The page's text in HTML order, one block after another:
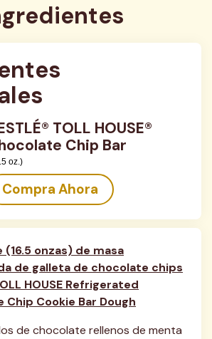
TOLL HOUSE®
Chip Bar
oz.)
Compra Ahora
(16.5 onzas) de masa
de galleta de chocolate chips
HOUSE Refrigerated
Chip Cookie Bar Dough
de chocolate rellenos de menta